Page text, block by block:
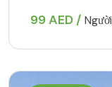
99 AED / Người